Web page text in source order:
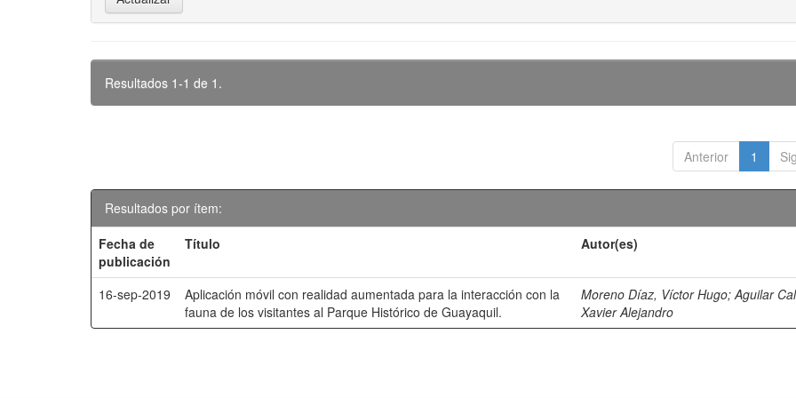
Resultados 1-1 de 1.
Anterior 1
Resultados por ítem:
Fecha de
publicación
Título Autor(es)
16-sep-2019
Aplicación móvil con realidad aumentada para la interacción con la
fauna de los visitantes al Parque Histórico de Guayaquil.
Moreno Díaz, Víctor Hugo;Aguilar
Xavier Alejandro